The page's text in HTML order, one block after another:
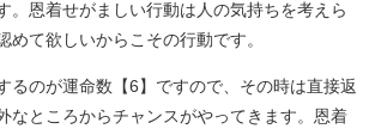
。恩着せがましい行動は人の気持ちを考えら
めて欲しいからこその行動です。
るのが運命数【6】ですので、その時は直接返
なところからチャンスがやってきます。恩着